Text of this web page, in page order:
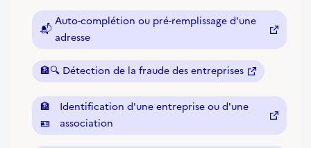
📬
Auto-complétion ou pré-remplissage d'une
adresse
🏦🔍 Détection de la fraude des entreprises
(nouvelle fenêtre)
🏦
🪪
Identification d'une entreprise ou d'une
association